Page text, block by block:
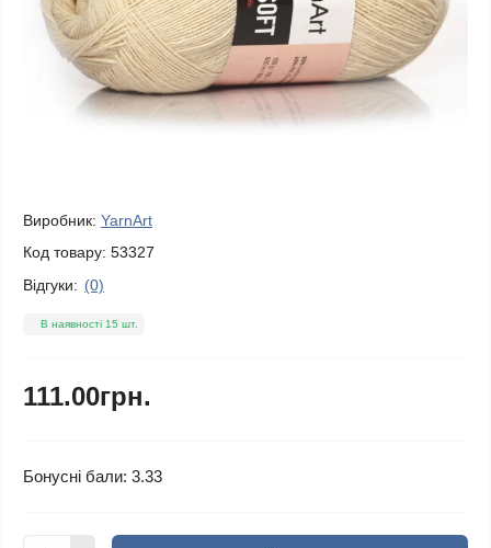
Виробник: YarnArt
Код товару: 53327
Відгуки: (0)
В наявності 15 шт.
111.00грн.
Бонусні бали: 3.33